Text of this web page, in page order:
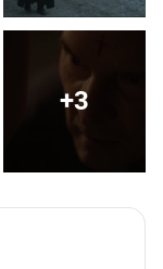
+3